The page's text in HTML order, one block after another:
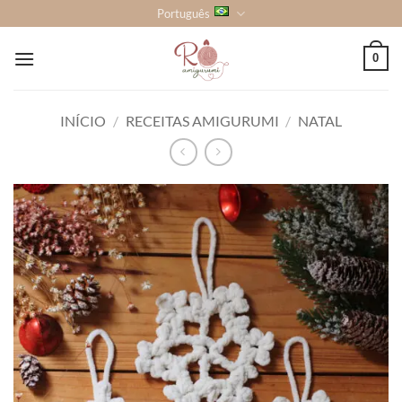
to
content
Português
0
INÍCIO / RECEITAS AMIGURUMI / NATAL